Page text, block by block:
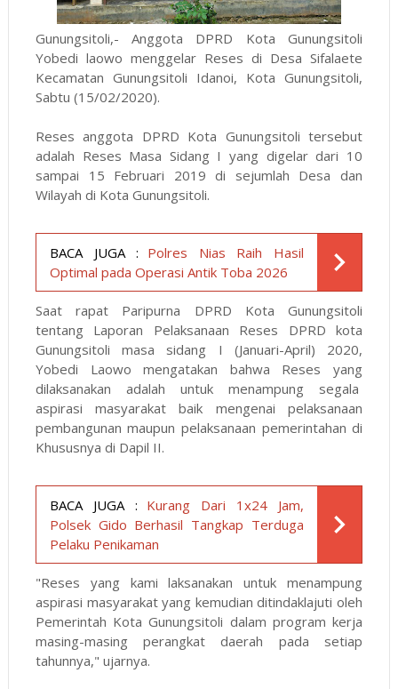
Gunungsitoli,- Anggota DPRD Kota Gunungsitoli
Yobedi laowo menggelar Reses di Desa Sifalaete
Kecamatan Gunungsitoli Idanoi, Kota Gunungsitoli,
Sabtu (15/02/2020).
Reses anggota DPRD Kota Gunungsitoli tersebut
adalah Reses Masa Sidang I yang digelar dari 10
sampai 15 Februari 2019 di sejumlah Desa dan
Wilayah di Kota Gunungsitoli.
BACA JUGA : Polres Nias Raih Hasil
Optimal pada Operasi Antik Toba 2026
Saat rapat Paripurna DPRD Kota Gunungsitoli
tentang Laporan Pelaksanaan Reses DPRD kota
Gunungsitoli masa sidang I (Januari-April) 2020,
Yobedi Laowo mengatakan bahwa Reses yang
dilaksanakan adalah untuk menampung segala
aspirasi masyarakat baik mengenai pelaksanaan
pembangunan maupun pelaksanaan pemerintahan di
Khususnya di Dapil II.
BACA JUGA : Kurang Dari 1x24 Jam,
Polsek Gido Berhasil Tangkap Terduga
Pelaku Penikaman
"Reses yang kami laksanakan untuk menampung
aspirasi masyarakat yang kemudian ditindaklajuti oleh
Pemerintah Kota Gunungsitoli dalam program kerja
masing-masing perangkat daerah pada setiap
tahunnya," ujarnya.